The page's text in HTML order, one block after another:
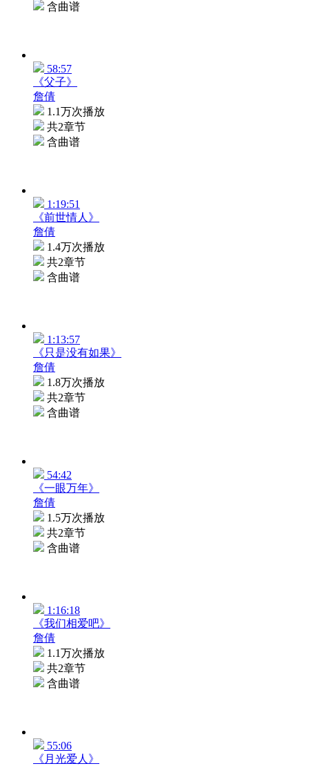
含曲谱
58:57
《父子》
詹倩
1.1万次播放
共2章节
含曲谱
1:19:51
《前世情人》
詹倩
1.4万次播放
共2章节
含曲谱
1:13:57
《只是没有如果》
詹倩
1.8万次播放
共2章节
含曲谱
54:42
《一眼万年》
詹倩
1.5万次播放
共2章节
含曲谱
1:16:18
《我们相爱吧》
詹倩
1.1万次播放
共2章节
含曲谱
55:06
《月光爱人》